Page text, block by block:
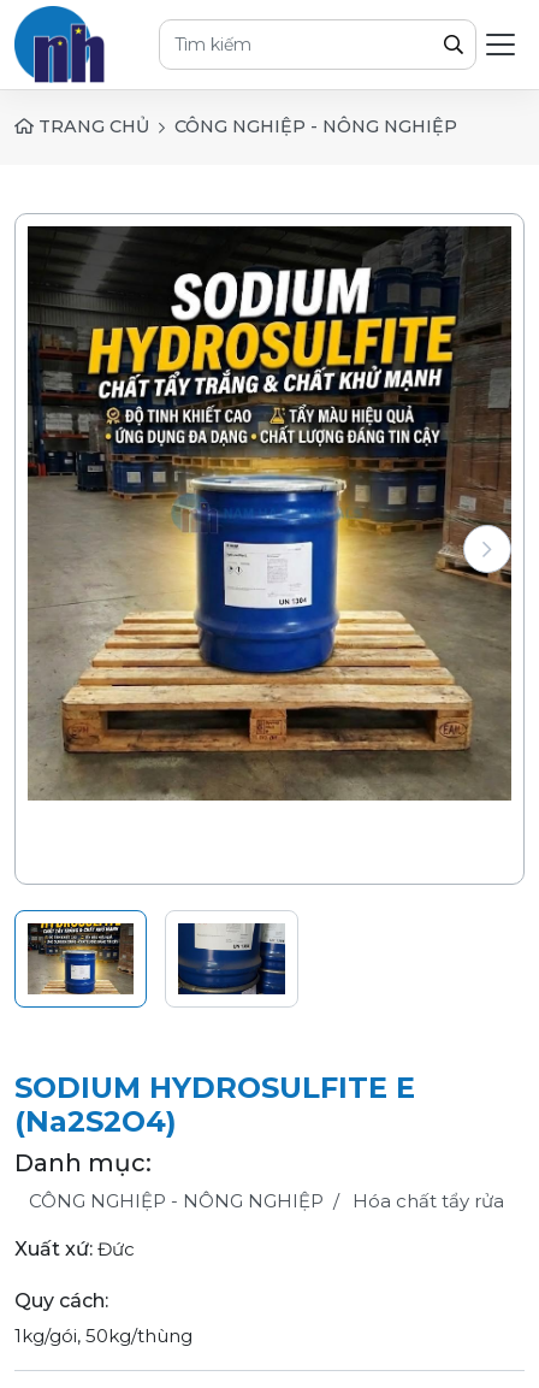
TRANG CHỦ CÔNG NGHIỆP - NÔNG NGHIỆP
SODIUM HYDROSULFITE E
(Na2S2O4)
Danh mục:
CÔNG NGHIỆP - NÔNG NGHIỆP Hóa chất tẩy rửa
Xuất xứ: Đức
Quy cách:
1kg/gói, 50kg/thùng